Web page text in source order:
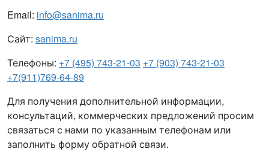
Email: info@sanima.ru
Сайт: sanima.ru
Телефоны: +7 (495) 743-21-03 +7 (903) 743-21-03
+7(911)769-64-89
Для получения дополнительной информации,
консультаций, коммерческих предложений просим
связаться с нами по указанным телефонам или
заполнить форму обратной связи.